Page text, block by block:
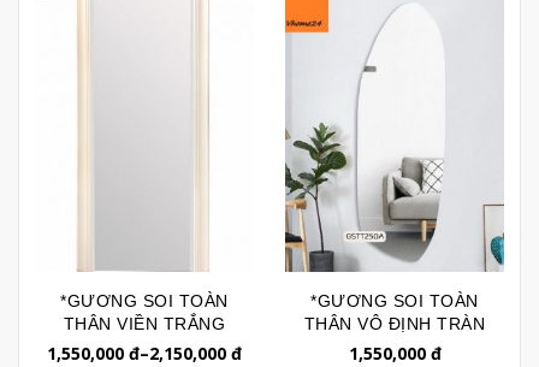
*GƯƠNG SOI TOÀN
THÂN VIỀN TRẮNG
CHỈ TRẮNG HÀN
1,550,000 đ–2,150,000 đ
*GƯƠNG SOI TOÀN
THÂN VÔ ĐỊNH TRÀN
VIỀN GSTT250
1,550,000đ